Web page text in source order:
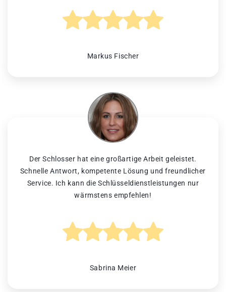
Markus Fischer
Der Schlosser hat eine großartige Arbeit geleistet.
Schnelle Antwort, kompetente Lösung und freundlicher
Service. Ich kann die Schlüsseldienstleistungen nur
wärmstens empfehlen!
Sabrina Meier